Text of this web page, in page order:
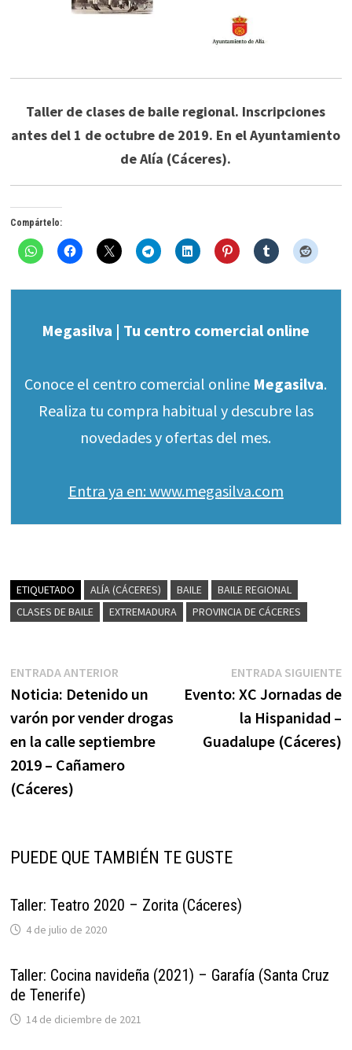
Taller de clases de baile regional. Inscripciones
antes del 1 de octubre de 2019. En el Ayuntamiento
de Alía (Cáceres).
Compártelo:
Megasilva | Tu centro comercial online
Conoce el centro comercial online Megasilva.
Realiza tu compra habitual y descubre las
novedades y ofertas del mes.
Entra ya en: www.megasilva.com
ETIQUETADO ALÍA (CÁCERES) BAILE
BAILE REGIONAL
CLASES DE BAILE
EXTREMADURA PROVINCIA DE CÁCERES
Navegación
de
entradas
ENTRADA ANTERIOREntrada
anterior:
Noticia: Detenido un
varón por vender drogas
en la calle septiembre
2019 – Cañamero
(Cáceres)
ENTRADA SIGUIENTE
Evento: XC Jornadas de
la Hispanidad –
Guadalupe (Cáceres)
PUEDE QUE TAMBIÉN TE GUSTE
Taller: Teatro 2020 – Zorita (Cáceres)
4 de julio de 2020
Taller: Cocina navideña (2021) – Garafía (Santa Cruz
de Tenerife)
14 de diciembre de 2021